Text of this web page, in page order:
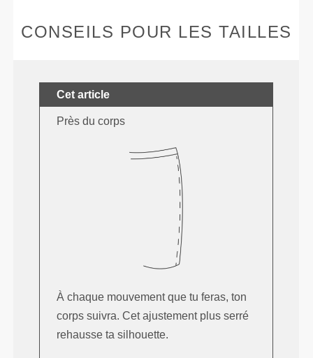
CONSEILS POUR LES TAILLES
Cet article
Près du corps
À chaque mouvement que tu feras, ton
corps suivra. Cet ajustement plus serré
rehausse ta silhouette.